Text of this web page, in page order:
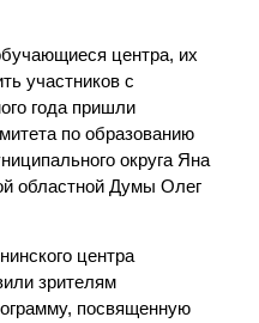
центра, их
участников с
года пришли
по образованию
округа Яна
областной Думы Олег
центра
зрителям
посвященную